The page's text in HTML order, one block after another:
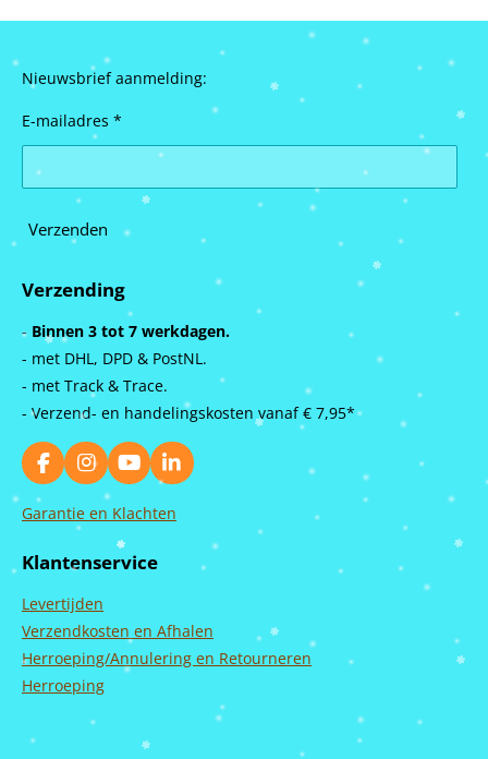
Nieuwsbrief aanmelding:
E-mailadres *
Verzenden
Verzending
- Binnen 3 tot 7 werkdagen.
- met DHL, DPD & PostNL.
- met Track & Trace.
- Verzend- en handelingskosten vanaf € 7,95*
F
a
c
o
k
I
n
s
g
a
m
Y
o
u
u
b
L
i
n
Garantie en Klachten
Klantenservice
Levertijden
Verzendkosten en Afhalen
Herroeping/Annulering en Retourneren
Herroeping